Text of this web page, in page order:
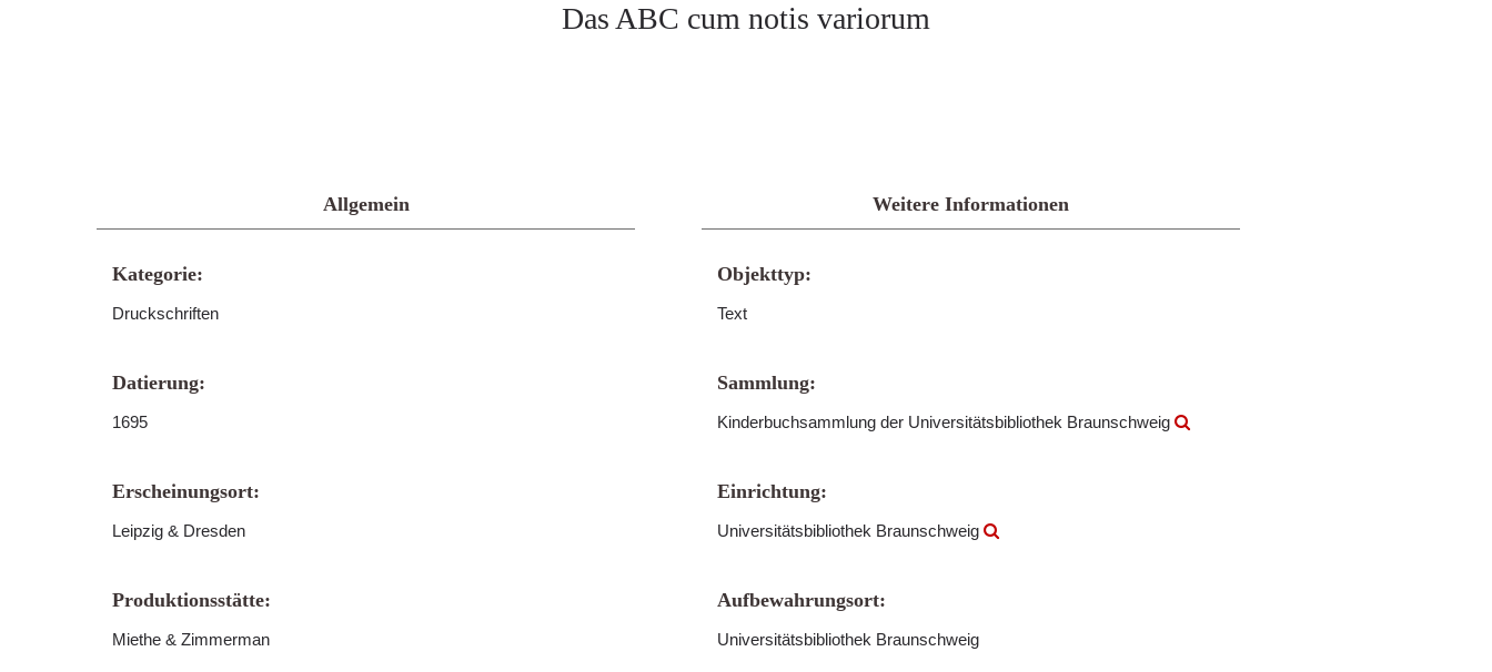
Das ABC cum notis variorum
Allgemein
Kategorie:
Druckschriften
Datierung:
1695
Erscheinungsort:
Leipzig & Dresden
Produktionsstätte:
Miethe & Zimmerman
Weitere Informationen
Objekttyp:
Text
Sammlung:
Kinderbuchsammlung der Universitätsbibliothek Braunschweig
Einrichtung:
Universitätsbibliothek Braunschweig
Aufbewahrungsort:
Universitätsbibliothek Braunschweig